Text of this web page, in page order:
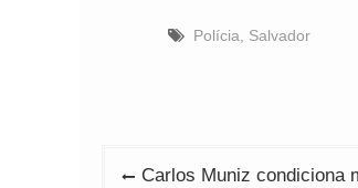
Polícia Salvador
Navegação
Carlos Muniz condiciona